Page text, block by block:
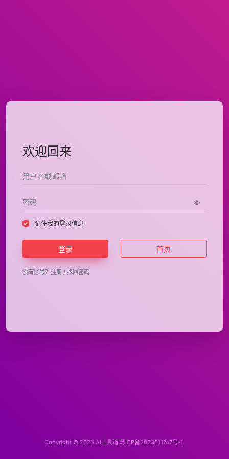
欢迎回来
记住我的登录信息
登录 首页
没有账号？ 注册 / 找回密码
Copyright © 2026 AI工具箱 苏ICP备2023011747号-1